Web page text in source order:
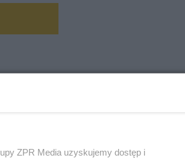
ZPR Media uzyskujemy dostęp i